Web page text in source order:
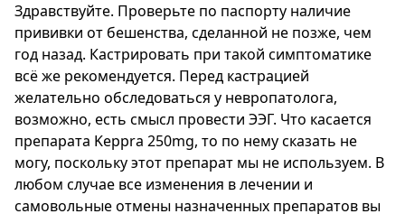
Здравствуйте. Проверьте по паспорту наличие
прививки от бешенства, сделанной не позже, чем
год назад. Кастрировать при такой симптоматике
всё же рекомендуется. Перед кастрацией
желательно обследоваться у невропатолога,
возможно, есть смысл провести ЭЭГ. Что касается
препарата Keppra 250mg, то по нему сказать не
могу, поскольку этот препарат мы не используем. В
любом случае все изменения в лечении и
самовольные отмены назначенных препаратов вы